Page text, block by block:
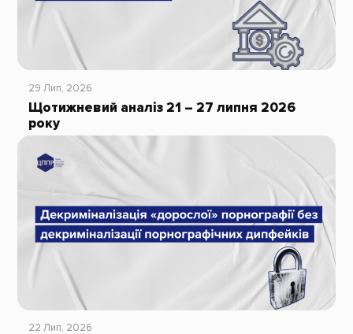
29 Лип, 2026
Щотижневий аналіз 21 – 27 липня 2026
року
22 Лип, 2026